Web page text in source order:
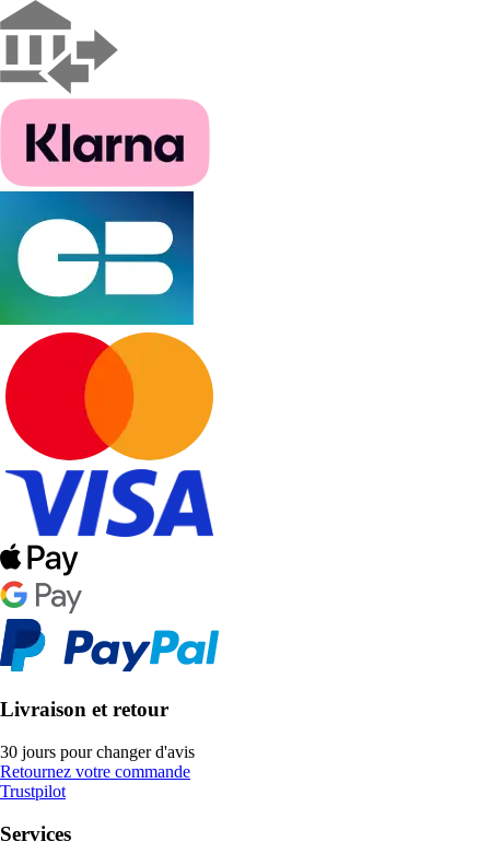
Livraison et retour
30 jours pour changer d'avis
Retournez votre commande
Trustpilot
Services